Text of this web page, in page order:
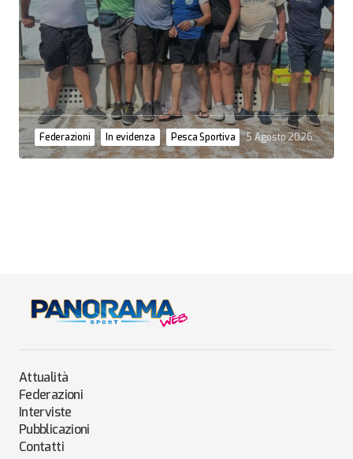
Federazioni In evidenza Pesca Sportiva 5 Agosto 2026
Attualità
Federazioni
Interviste
Pubblicazioni
Contatti